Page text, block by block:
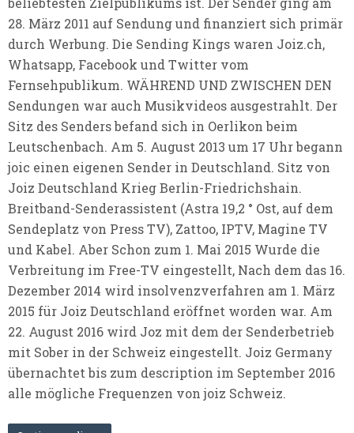
28. März 2011 auf Sendung und finanziert sich primär
durch Werbung. Die Sending Kings waren Joiz.ch,
Whatsapp, Facebook und Twitter vom
Fernsehpublikum. WÄHREND UND ZWISCHEN DEN
Sendungen war auch Musikvideos ausgestrahlt. Der
Sitz des Senders befand sich in Oerlikon beim
Leutschenbach. Am 5. August 2013 um 17 Uhr begann
joic einen eigenen Sender in Deutschland. Sitz von
Joiz Deutschland Krieg Berlin-Friedrichshain.
Breitband-Senderassistent (Astra 19,2 ° Ost, auf dem
Sendeplatz von Press TV), Zattoo, IPTV, Magine TV
und Kabel. Aber Schon zum 1. Mai 2015 Wurde die
Verbreitung im Free-TV eingestellt, Nach dem das 16.
Dezember 2014 wird insolvenzverfahren am 1. März
2015 für Joiz Deutschland eröffnet worden war. Am
22. August 2016 wird Joz mit dem der Senderbetrieb
mit Sober in der Schweiz eingestellt. Joiz Germany
übernachtet bis zum description im September 2016
alle mögliche Frequenzen von joiz Schweiz.